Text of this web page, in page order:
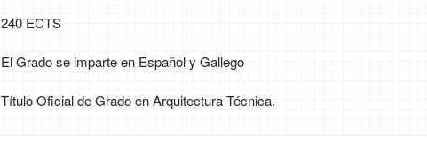
240 ECTS
El Grado se imparte en Español y Gallego
Título Oficial de Grado en Arquitectura Técnica.